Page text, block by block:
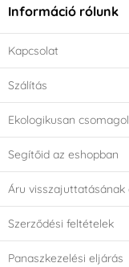
Információ rólunk
Kapcsolat
Szálítás
Ekologikusan
Segítőid az eshopban
Áru visszajuttatásának
Szerződési feltételek
Panaszkezelési eljárás